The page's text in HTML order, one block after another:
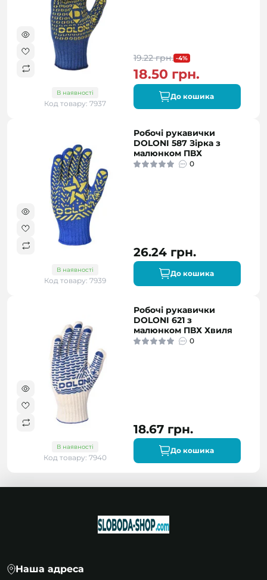
В наявності
Код товару: 7937
19.22 грн. -4%
18.50 грн.
До кошика
В наявності
Код товару: 7939
Робочі рукавички
DOLONI 587 Зірка з
малюнком ПВХ
0
26.24 грн.
До кошика
В наявності
Код товару: 7940
Робочі рукавички
DOLONI 621 з
малюнком ПВХ Хвиля
0
18.67 грн.
До кошика
Наша адреса